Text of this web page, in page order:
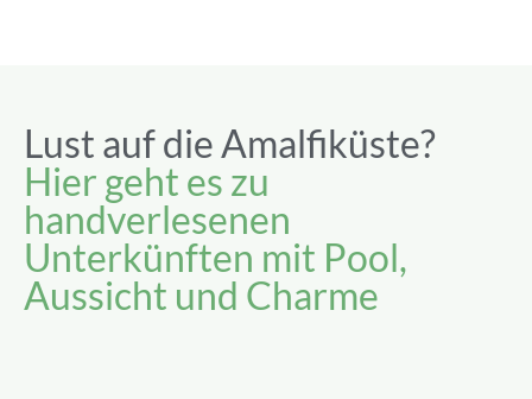
Lust auf die Amalfiküste?
Hier geht es zu
handverlesenen
Unterkünften mit Pool,
Aussicht und Charme